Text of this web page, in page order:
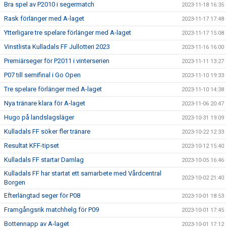
Bra spel av P2010 i segermatch 2023-11-18 16:35
Rask förlänger med A-laget 2023-11-17 17:48
Ytterligare tre spelare förlänger med A-laget 2023-11-17 15:08
Vinstlista Kulladals FF Jullotteri 2023 2023-11-16 16:00
Premiärseger för P2011 i vinterserien 2023-11-11 13:27
P07 till semifinal i Go Open 2023-11-10 19:33
Tre spelare förlänger med A-laget 2023-11-10 14:38
Nya tränare klara för A-laget 2023-11-06 20:47
Hugo på landslagsläger 2023-10-31 19:09
Kulladals FF söker fler tränare 2023-10-22 12:33
Resultat KFF-tipset 2023-10-12 15:40
Kulladals FF startar Damlag 2023-10-05 16:46
Kulladals FF har startat ett samarbete med Vårdcentral
Borgen
2023-10-02 21:40
Efterlängtad seger för P08 2023-10-01 18:53
Framgångsrik matchhelg för P09 2023-10-01 17:45
Bottennapp av A-laget 2023-10-01 17:12